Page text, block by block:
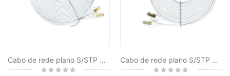
Cabo de rede plano S/STP CAT8 PNI U8150W, 2 x RJ45, 4 pares de fios, 28AWG, cobre, 40 Gbps, 2000 MHz, 15m, branco
Rating:
Cabo de rede plano S/STP CAT8 PNI U8100W, 2 x RJ45, 4 pares de fios, 28AWG, cobre, 40 Gbps, 2000 MHz, 10m, branco
Rating: